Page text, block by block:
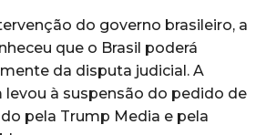
do governo brasileiro, a
que o Brasil poderá
da disputa judicial. A
à suspensão do pedido de
pela Trump Media e pela